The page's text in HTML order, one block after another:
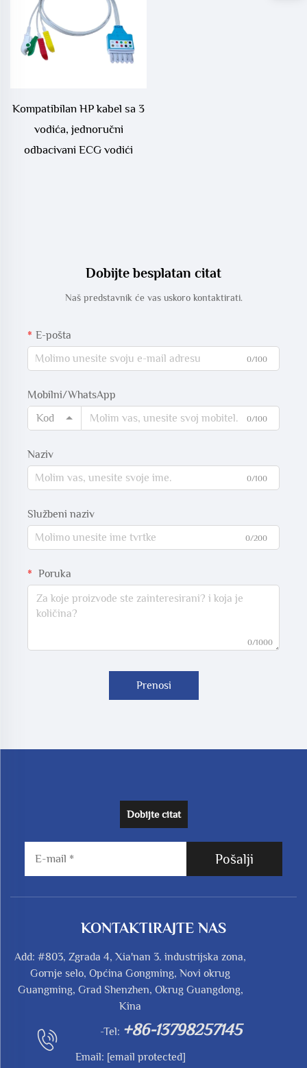
Kompatibilan HP kabel sa 3
vodića, jednoručni
odbacivani ECG vodići
Dobijte besplatan citat
Naš predstavnik će vas uskoro kontaktirati.
E-pošta
0/100
Mobilni/WhatsApp
Kod
0/100
Naziv
0/100
Službeni naziv
0/200
Poruka
0/1000
Prenosi
Dobijte citat
Pošalji
KONTAKTIRAJTE NAS
Add: #803, Zgrada 4, Xia'nan 3. industrijska zona,
Gornje selo, Općina Gongming, Novi okrug
Guangming, Grad Shenzhen, Okrug Guangdong,
Kina
-Tel: +86-13798257145
Email: [email protected]